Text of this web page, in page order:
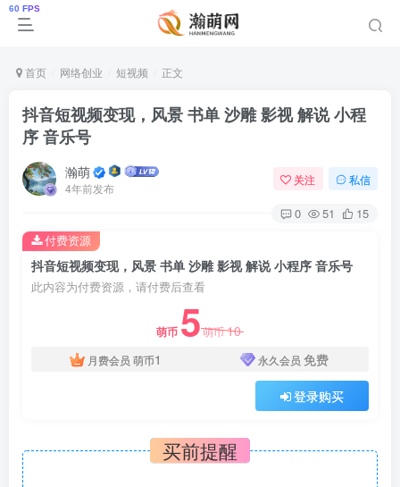
首页 网络创业 短视频 正文
抖音短视频变现，风景 书单 沙雕 影视 解说 小程
序 音乐号
瀚萌
4年前发布
关注 私信
0 51 15
抖音短视频变现，风景 书单 沙雕 影视 解说 小程序 音乐号
此内容为付费资源，请付费后查看
萌币 5萌币10
月费会员 萌币1 永久会员 免费
登录购买
付费资源
买前提醒